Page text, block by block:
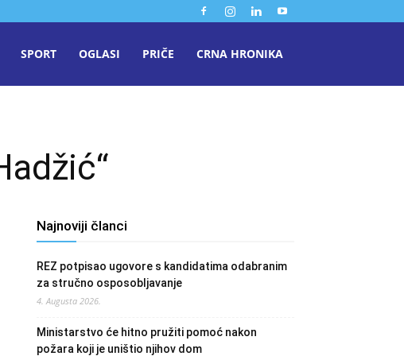
SPORT OGLASI PRIČE CRNA HRONIKA
Najnoviji članci
REZ potpisao ugovore s kandidatima odabranim
za stručno osposobljavanje
4. Augusta 2026.
Ministarstvo će hitno pružiti pomoć nakon
požara koji je uništio njihov dom